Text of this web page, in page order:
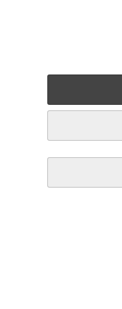
Schleifen +
den Kategorien